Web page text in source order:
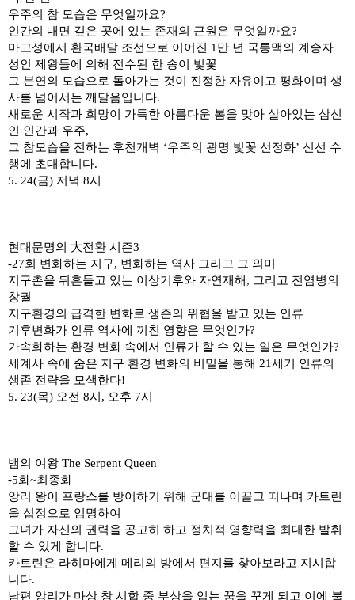
우주의 참 모습은 무엇일까요?
인간의 내면 깊은 곳에 있는 존재의 근원은 무엇일까요?
마고성에서 환국배달 조선으로 이어진 1만 년 국통맥의 계승자
성인 제왕들에 의해 전수된 한 송이 빛꽃
그 본연의 모습으로 돌아가는 것이 진정한 자유이고 평화이며 생
사를 넘어서는 깨달음입니다.
새로운 시작과 희망이 가득한 아름다운 봄을 맞아 살아있는 삼신
인 인간과 우주,
그 참모습을 전하는 후천개벽 ‘우주의 광명 빛꽃 선정화’ 신선 수
행에 초대합니다.
5. 24(금) 저녁 8시
현대문명의 大전환 시즌3
-27회 변화하는 지구, 변화하는 역사 그리고 그 의미
지구촌을 뒤흔들고 있는 이상기후와 자연재해 , 그리고 전염병의
창궐
지구환경의 급격한 변화로 생존의 위협을 받고 있는 인류
기후변화가 인류 역사에 끼친 영향은 무엇인가?
가속화하는 환경 변화 속에서 인류가 할 수 있는 일은 무엇인가?
세계사 속에 숨은 지구 환경 변화의 비밀을 통해 21세기 인류의
생존 전략을 모색한다!
5. 23(목) 오전 8시 , 오후 7시
뱀의 여왕 The Serpent Queen
-5화~최종화
앙리 왕이 프랑스를 방어하기 위해 군대를 이끌고 떠나며 카트린
을 섭정으로 임명하여
그녀가 자신의 권력을 공고히 하고 정치적 영향력을 최대한 발휘
할 수 있게 합니다.
카트린은 라히마에게 메리의 방에서 편지를 찾아보라고 지시합
니다.
남편 앙리가 마상 창 시합 중 부상을 입는 꿈을 꾸게 되고 이에 불